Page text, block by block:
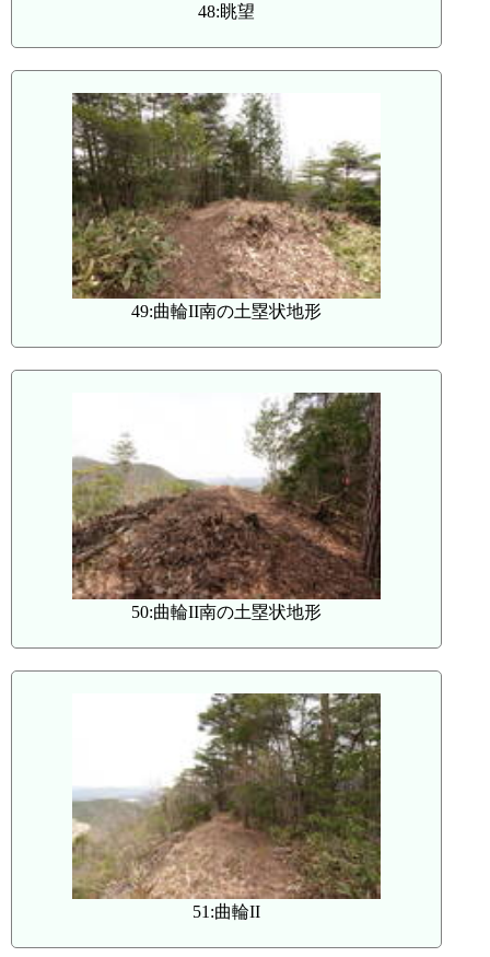
48:眺望
49:曲輪II南の土塁状地形
50:曲輪II南の土塁状地形
51:曲輪II